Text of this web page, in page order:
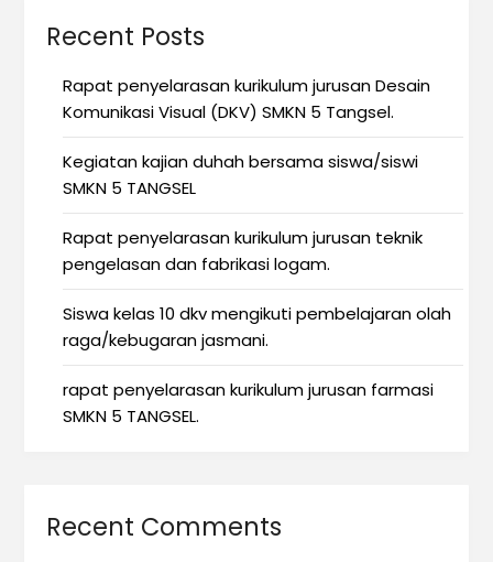
Recent Posts
Rapat penyelarasan kurikulum jurusan Desain
Komunikasi Visual (DKV) SMKN 5 Tangsel.
Kegiatan kajian duhah bersama siswa/siswi
SMKN 5 TANGSEL
Rapat penyelarasan kurikulum jurusan teknik
pengelasan dan fabrikasi logam.
Siswa kelas 10 dkv mengikuti pembelajaran olah
raga/kebugaran jasmani.
rapat penyelarasan kurikulum jurusan farmasi
SMKN 5 TANGSEL.
Recent Comments